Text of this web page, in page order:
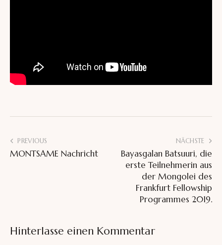
PREVIOUS
MONTSAME Nachricht
NÄCHSTE
Bayasgalan Batsuuri, die
erste Teilnehmerin aus
der Mongolei des
Frankfurt Fellowship
Programmes 2019.
Hinterlasse einen Kommentar